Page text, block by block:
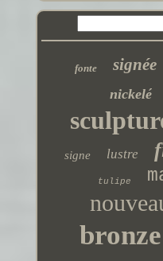
fonte signée
nickelé
signe lustre
tulipe
bronze